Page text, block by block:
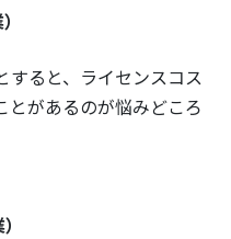
すると、ライセンスコス
とがあるのが悩みどころ